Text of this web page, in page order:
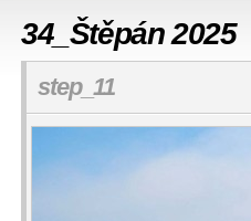
34_Štěpán 2025
step_11